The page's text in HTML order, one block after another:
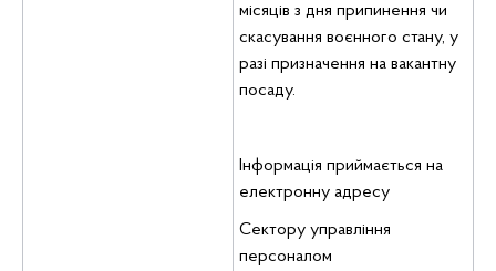
місяців з дня припинення чи
скасування воєнного стану, у
разі призначення на вакантну
посаду.
Інформація приймається на
електронну адресу
Сектору управління
персоналом